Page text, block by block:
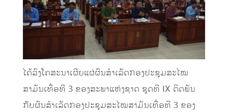
ໄດ້ລົງໂຄສະນາເຜີຍແຜ່ຜົນສຳເລັດກອງປະຊຸມສະໄໝ
ສາມັນເທື່ອທີ 3ຂອງສະພາແຫ່ງຊາດ ຊຸດທີ IX ຕິດພັນ
ກັບຜົນສຳເລັດກອງປະຊຸມສະໄໝສາມັນເທື່ອທີ 3ຂອງ